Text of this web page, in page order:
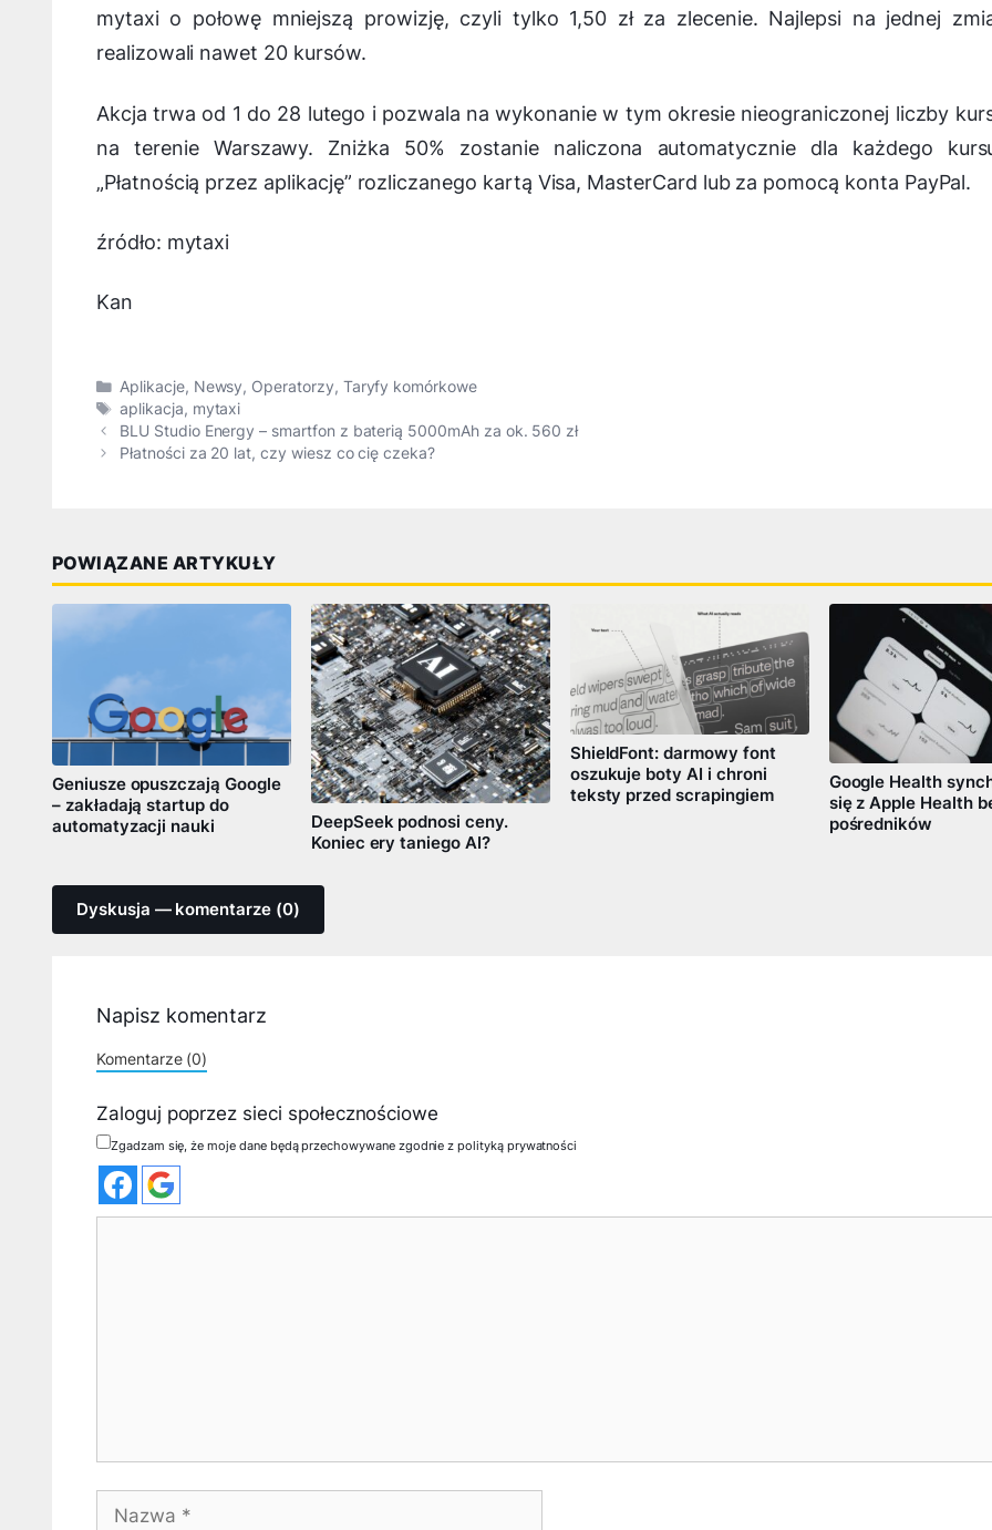
mytaxi o połowę mniejszą prowizję, czyli tylko 1,50 zł za zlecenie. Najlepsi na jednej
realizowali nawet 20 kursów.
Akcja trwa od 1 do 28 lutego i pozwala na wykonanie w tym okresie nieograniczonej liczby
na terenie Warszawy. Zniżka 50% zostanie naliczona automatycznie dla każdego
„Płatnością przez aplikację” rozliczanego kartą Visa, MasterCard lub za pomocą konta PayPal.
źródło: mytaxi
Kan
Kategorie
Aplikacje, Newsy, Operatorzy, Taryfy komórkowe
Tagi
aplikacja, mytaxi
BLU Studio Energy – smartfon z baterią 5000mAh za ok. 560 zł
Płatności za 20 lat, czy wiesz co cię czeka?
POWIĄZANE ARTYKUŁY
Geniusze opuszczają Google
– zakładają startup do
automatyzacji nauki
DeepSeek podnosi ceny.
Koniec ery taniego AI?
ShieldFont: darmowy font
oszukuje boty AI i chroni
teksty przed scrapingiem
Google Health
się z Apple Health
pośredników
Dyskusja — komentarze (0)
Napisz komentarz
Komentarze (0)
Zaloguj poprzez sieci społecznościowe
Zgadzam się, że moje dane będą przechowywane zgodnie z polityką prywatności
Nazwa